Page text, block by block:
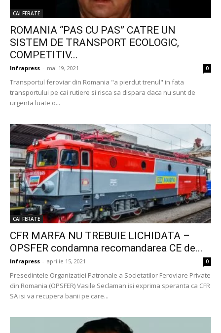
CAI FERATE
ROMANIA “PAS CU PAS” CATRE UN
SISTEM DE TRANSPORT ECOLOGIC,
COMPETITIV...
Infrapress - mai 19, 2021 0
Transportul feroviar din Romania "a pierdut trenul" in fata
transportului pe cai rutiere si risca sa dispara daca nu sunt de
urgenta luate o...
CAI FERATE
CFR MARFA NU TREBUIE LICHIDATA –
OPSFER condamna recomandarea CE de...
Infrapress - aprilie 15, 2021 0
Presedintele Organizatiei Patronale a Societatilor Feroviare Private
din Romania (OPSFER) Vasile Seclaman isi exprima speranta ca CFR
SA isi va recupera banii pe care...